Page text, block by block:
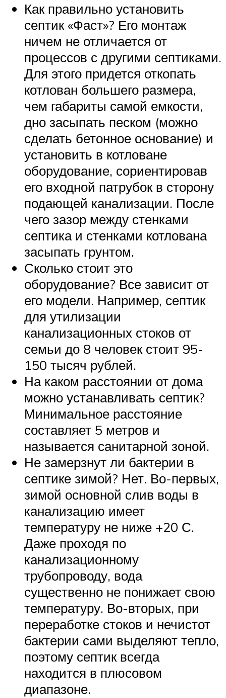
Как правильно установить
септик «Фаст»? Его монтаж
ничем не отличается от
процессов с другими септиками.
Для этого придется откопать
котлован большего размера,
чем габариты самой емкости,
дно засыпать песком (можно
сделать бетонное основание) и
установить в котловане
оборудование, сориентировав
его входной патрубок в сторону
подающей канализации. После
чего зазор между стенками
септика и стенками котлована
засыпать грунтом.
Сколько стоит это
оборудование? Все зависит от
его модели. Например, септик
для утилизации
канализационных стоков от
семьи до 8 человек стоит 95-
150 тысяч рублей.
На каком расстоянии от дома
можно устанавливать септик?
Минимальное расстояние
составляет 5 метров и
называется санитарной зоной.
Не замерзнут ли бактерии в
септике зимой? Нет. Во-первых,
зимой основной слив воды в
канализацию имеет
температуру не ниже +20 С.
Даже проходя по
канализационному
трубопроводу, вода
существенно не понижает свою
температуру. Во-вторых, при
переработке стоков и нечистот
бактерии сами выделяют тепло,
поэтому септик всегда
находится в плюсовом
диапазоне.